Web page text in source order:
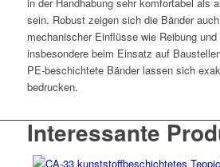
sein. Robust zeigen sich die Bänder
mechanischer Einflüsse wie Reibung
insbesondere beim Einsatz auf
PE-beschichtete Bänder lassen sich
bedrucken.
Interessante